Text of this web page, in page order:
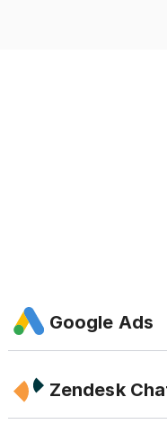
Google Ads
Zendesk